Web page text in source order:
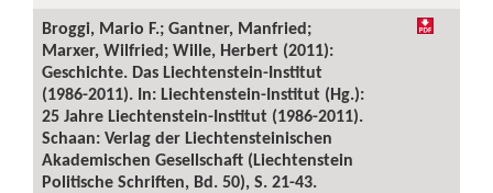
Broggi, Mario F.; Gantner, Manfried;
Marxer, Wilfried; Wille, Herbert (2011):
Geschichte. Das Liechtenstein-Institut
(1986-2011). In: Liechtenstein-Institut (Hg.):
25 Jahre Liechtenstein-Institut (1986-2011).
Schaan: Verlag der Liechtensteinischen
Akademischen Gesellschaft (Liechtenstein
Politische Schriften, Bd. 50), S. 21-43.